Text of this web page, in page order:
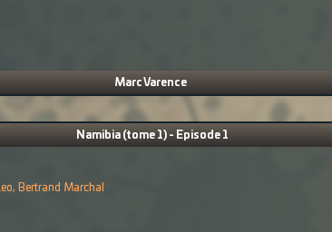
Marc Varence
Namibia (tome 1) - Episode 1
Bertrand Marchal